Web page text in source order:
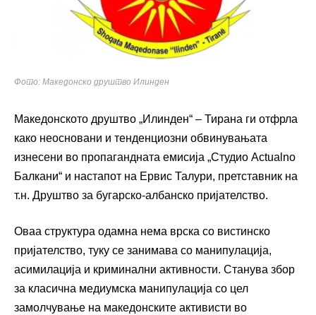
Фото: Македонско друштво Илинден
Македонското друштво „Илинден“ – Тирана ги отфрла
како неосновани и тенденциозни обвинувањата
изнесени во пропагандната емисија „Студио Actualno
Балкани“ и настапот на Ервис Талури, претставник на
т.н. Друштво за бугарско-албанско пријателство.
Оваа структура одамна нема врска со вистинско
пријателство, туку се занимава со манипулација,
асимилација и криминални активности. Станува збор
за класична медиумска манипулација со цел
замолчување на македонските активисти во